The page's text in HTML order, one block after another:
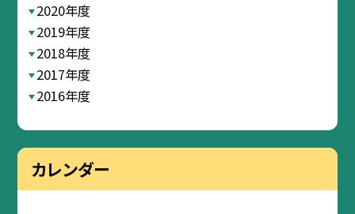
2020年度
2019年度
2018年度
2017年度
2016年度
カレンダー